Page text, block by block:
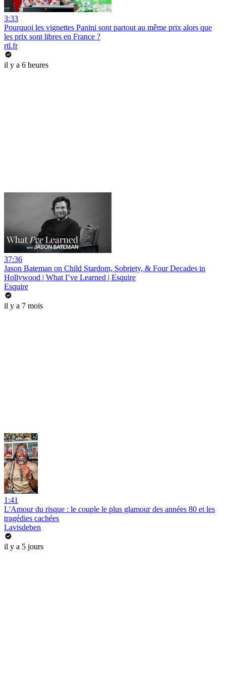
3:33
Pourquoi les vignettes Panini sont partout au même prix alors que
les prix sont libres en France ?
rtl.fr
il y a 6 heures
37:36
Jason Bateman on Child Stardom, Sobriety, & Four Decades in
Hollywood | What I’ve Learned | Esquire
Esquire
il y a 7 mois
1:41
L'Amour du risque : le couple le plus glamour des années 80 et les
tragédies cachées
Lavisdeben
il y a 5 jours